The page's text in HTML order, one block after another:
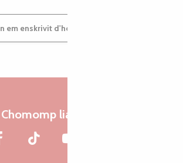
En em enskrivit d'hor c'heleier
Chomomp liammet